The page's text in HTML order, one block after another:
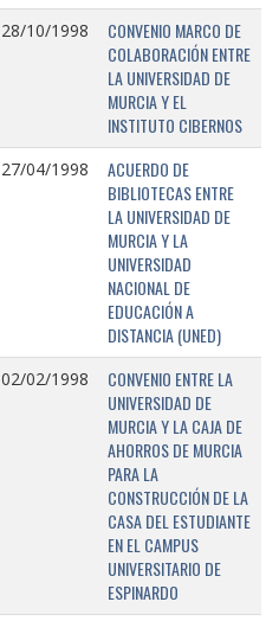
28/10/1998
CONVENIO MARCO DE
COLABORACIÓN ENTRE
LA UNIVERSIDAD DE
MURCIA Y EL
INSTITUTO CIBERNOS
27/04/1998
ACUERDO DE
BIBLIOTECAS ENTRE
LA UNIVERSIDAD DE
MURCIA Y LA
UNIVERSIDAD
NACIONAL DE
EDUCACIÓN A
DISTANCIA (UNED)
02/02/1998
CONVENIO ENTRE LA
UNIVERSIDAD DE
MURCIA Y LA CAJA DE
AHORROS DE MURCIA
PARA LA
CONSTRUCCIÓN DE LA
CASA DEL ESTUDIANTE
EN EL CAMPUS
UNIVERSITARIO DE
ESPINARDO